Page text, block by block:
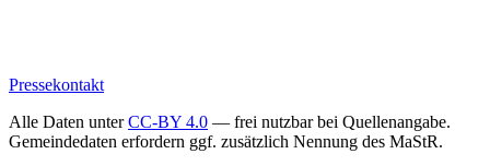
Pressekontakt
Alle Daten unterCC-BY 4.0 — frei nutzbar bei Quellenangabe.
Gemeindedaten erfordern ggf. zusätzlich Nennung des MaStR.